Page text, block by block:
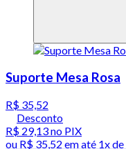
Suporte Mesa Rosa
R$ 35,52
Desconto
R$ 29,13no PIX
ou R$ 35,52 em até 1x de